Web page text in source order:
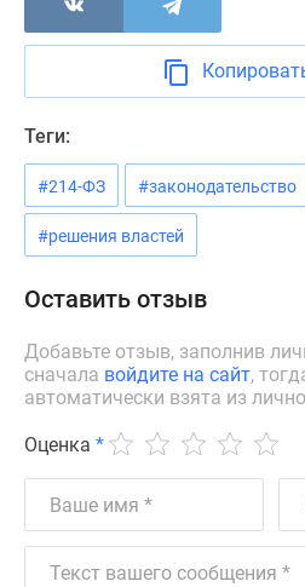
Машино-
Апартаменты
#траншевая
#рассрочка
ИТ-
ипотека
41%
360°
новостроек
Субсидированная
застройщиком
Rutube
Теги:
#214-ФЗ #законодательство
#решения властей
Оставить отзыв
Добавьте отзыв, заполнив
сначала войдите на сайт,
автоматически взята из
Оценка *